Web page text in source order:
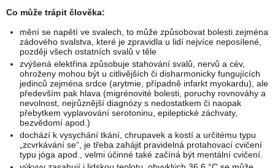
Co může trápit člověka:
mění se napětí ve svalech, to může způsobovat bolesti zejména
zádového svalstva, které je zpravidla u lidí nejvíce neposílené,
později všech ostatních svalů v těle
zvýšená elektřina způsobuje stahování svalů, nervů a cév,
ohroženy mohou být u citlivějších či disharmonicky fungujících
jedinců zejména srdce (arytmie, případně infarkt myokardu), ale
především pak hlava (migrénovité bolesti, poruchy rovnováhy a
nevolnost, nejrůznější diagnózy s nedostatkem či naopak
přebytkem vyplavování serotoninu, epileptické záchvaty,
bezvědomí apod.)
dochází k vysychání tkání, chrupavek a kostí a určitému typu
„zcvrkávání se“, je třeba zahájit pravidelná protahovací cvičení
typu jóga apod., velmi účinné také začíná být mentální cvičení.